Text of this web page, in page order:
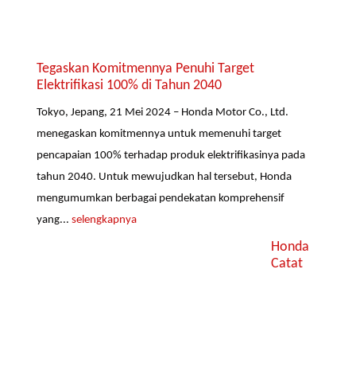
Tegaskan Komitmennya Penuhi Target
Elektrifikasi 100% di Tahun 2040
Tokyo, Jepang, 21 Mei 2024 – Honda Motor Co., Ltd.
menegaskan komitmennya untuk memenuhi target
pencapaian 100% terhadap produk elektrifikasinya pada
tahun 2040. Untuk mewujudkan hal tersebut, Honda
mengumumkan berbagai pendekatan komprehensif
yang...selengkapnya
Honda
Catat